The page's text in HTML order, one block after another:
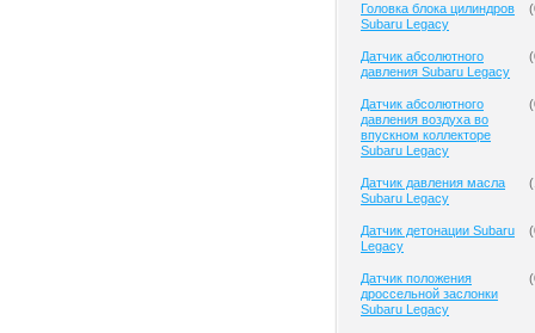
Головка блока цилиндров
Subaru Legacy
(
Датчик абсолютного
давления Subaru Legacy
(
Датчик абсолютного
давления воздуха во
впускном коллекторе
Subaru Legacy
(
Датчик давления масла
Subaru Legacy
(
Датчик детонации Subaru
Legacy
(
Датчик положения
дроссельной заслонки
Subaru Legacy
(